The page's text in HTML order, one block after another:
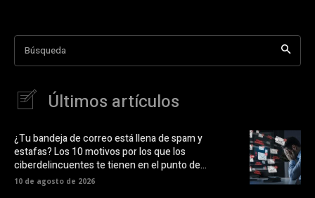
Búsqueda
Últimos artículos
¿Tu bandeja de correo está llena de spam y
estafas? Los 10 motivos por los que los
ciberdelincuentes te tienen en el punto de...
10 de agosto de 2026